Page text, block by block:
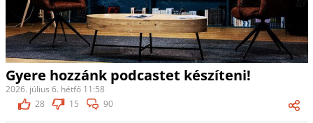
Gyere hozzánk podcastet készíteni!
2026. július 6. hétfő 11:58
28
15 90